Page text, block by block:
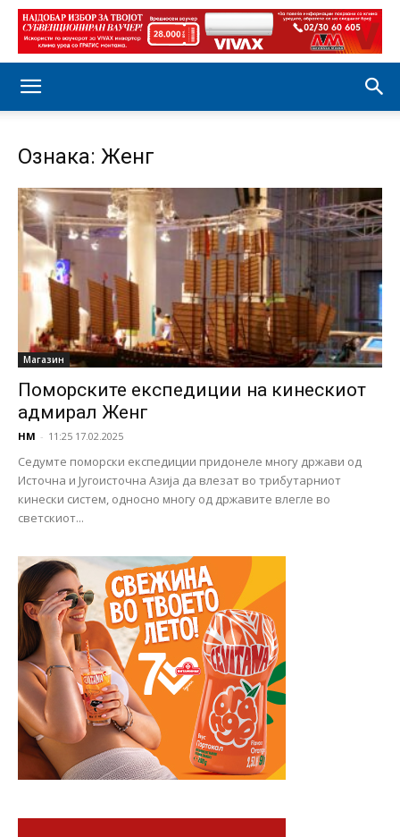
Ознака: Женг
Магазин
Поморските експедиции на кинескиот
адмирал Женг
НМ - 11:25 17.02.2025
Седумте поморски експедиции придонеле многу држави од
Источна и Југоисточна Азија да влезат во трибутарниот
кинески систем, односно многу од државите влегле во
светскиот...